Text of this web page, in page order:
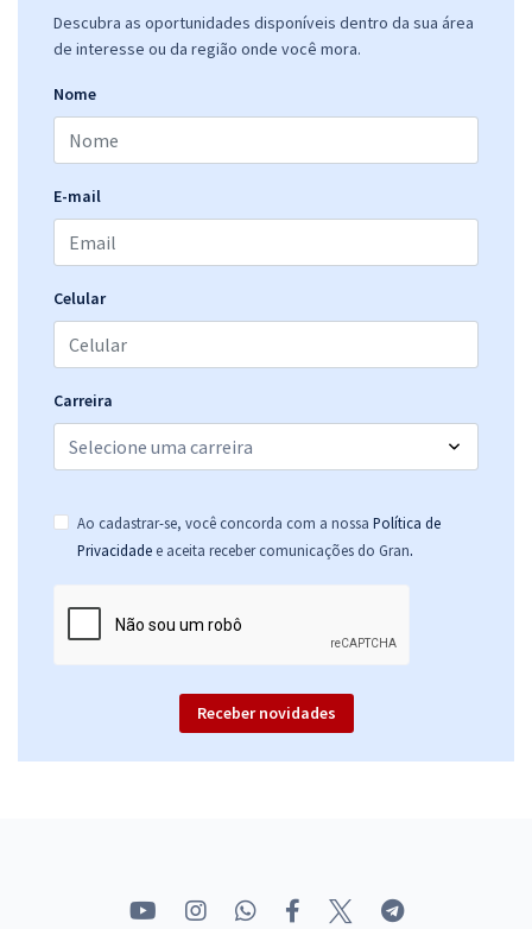
Descubra as oportunidades disponíveis dentro da sua área
de interesse ou da região onde você mora.
Nome
E-mail
Celular
Carreira
Ao cadastrar-se, você concorda com a nossa Política de
Privacidade e aceita receber comunicações do Gran.
Receber novidades